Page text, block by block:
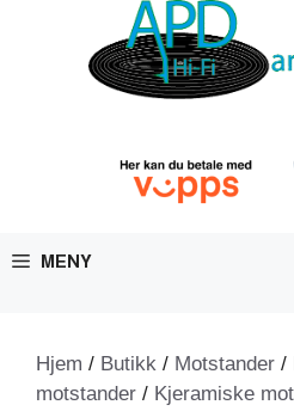
MENY
Hjem / Butikk / Motstander /
motstander / Kjeramiske